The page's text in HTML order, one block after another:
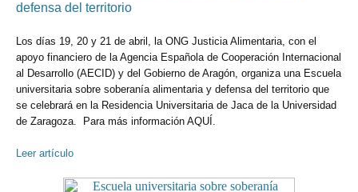
defensa del territorio
Los días 19, 20 y 21 de abril, la ONG Justicia Alimentaria, con el
apoyo financiero de la Agencia Española de Cooperación Internacional
al Desarrollo (AECID) y del Gobierno de Aragón, organiza una Escuela
universitaria sobre soberanía alimentaria y defensa del territorio que
se celebrará en la Residencia Universitaria de Jaca de la Universidad
de Zaragoza. Para más información AQUÍ.
Leer artículo